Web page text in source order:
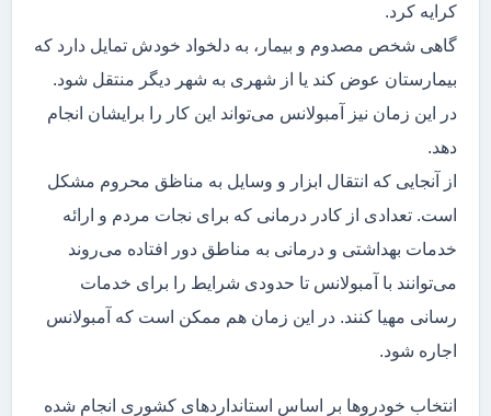
کرایه کرد.
گاهی شخص مصدوم و بیمار، به دلخواد خودش تمایل دارد که
بیمارستان عوض کند یا از شهری به شهر دیگر منتقل شود.
در این زمان نیز آمبولانس می‌تواند این کار را برایشان انجام
دهد.
از آنجایی که انتقال ابزار و وسایل به مناظق محروم مشکل
است. تعدادی از کادر درمانی که برای نجات مردم و ارائه
خدمات بهداشتی و درمانی به مناطق دور افتاده می‌روند
می‌توانند با آمبولانس تا حدودی شرایط را برای خدمات
رسانی مهیا کنند. در این زمان هم ممکن است که آمبولانس
اجاره شود.
انتخاب خودروها بر اساس استانداردهای کشوری انجام شده